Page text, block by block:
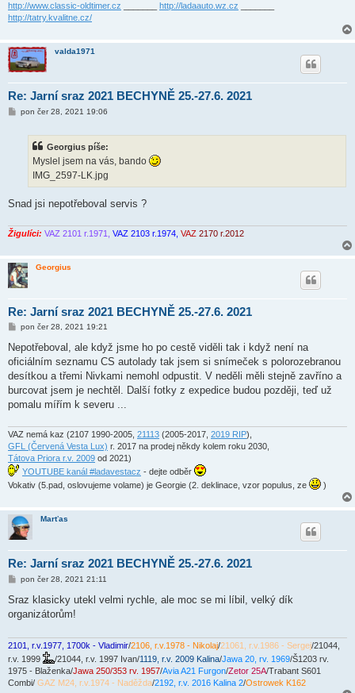
http://www.classic-oldtimer.cz
http://ladaauto.wz.cz
http://tatry.kvalitne.cz/
valda1971
Re: Jarní sraz 2021 BECHYNĚ 25.-27.6. 2021
Ppon čer 28, 2021 19:06
Georgius píše:
Myslel jsem na vás, bando
IMG_2597-LK.jpg
Snad jsi nepotřeboval servis ?
Žigulíci: VAZ 2101 r.1971, VAZ 2103 r.1974, VAZ 2170 r.2012
Georgius
Re: Jarní sraz 2021 BECHYNĚ 25.-27.6. 2021
P
í
s
p
ě
e
k
pon čer 28, 2021 19:21
Nepotřeboval, ale když jsme ho po cestě viděli tak i když není na
oficiálním seznamu CS autolady tak jsem si snímeček s polorozebranou
desítkou a třemi Nivkami nemohl odpustit. V neděli měli stejně zavříno a
burcovat jsem je nechtěl. Další fotky z expedice budou později, teď už
pomalu mířím k severu ...
VAZ nemá kaz (2107 1990-2005, 21113 (2005-2017, 2019 RIP),
GFL (Červená Vesta Lux) r. 2017 na prodej někdy kolem roku 2030,
Tátova Priora r.v. 2009 od 2021)
YOUTUBE kanál #ladavestacz - dejte odběr
Vokativ (5.pad, oslovujeme volame) je Georgie (2. deklinace, vzor populus, ze
)
Marťas
Re: Jarní sraz 2021 BECHYNĚ 25.-27.6. 2021
P
í
p
e
pon čer 28, 2021 21:11
Sraz klasicky utekl velmi rychle, ale moc se mi líbil, velký dík
organizátorům!
2101, r.v.1977, 1700k - Vladimir/2106, r.v.1978 - Nikolaj/21061, r.v.1986 - Sergej/21044,
r.v. 1999
/21044, r.v. 1997 Ivan/1119, r.v. 2009 Kalina/Jawa 20, rv. 1969/Š1203 rv.
1975 - Blaženka/Jawa 250/353 rv. 1957/Avia A21 Furgon/Zetor 25A/Trabant S601
Combi/ GAZ M24, r.v.1974 - Naděžda/2192, r.v. 2016 Kalina 2/Ostrowek K162